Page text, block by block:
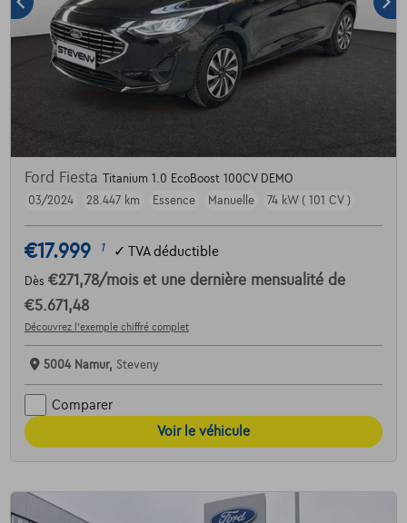
Ford Fiesta
Titanium 1.0 EcoBoost 100CV DEMO
03/2024
28.447 km Essence Manuelle 74 kW ( 101 CV )
€17.999 1 ✓ TVA déductible
Dès €271,78/mois et une dernière mensualité de
€5.671,48
Découvrez l’exemple chiffré complet
5004 Namur, Steveny
Comparer
Voir le véhicule